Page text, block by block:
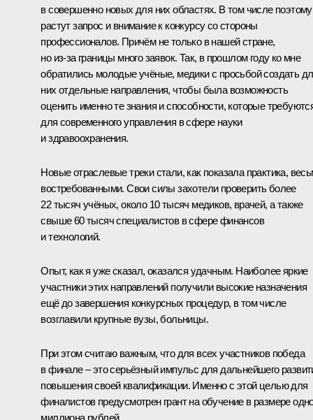
в совершенно новых для них областях. В том числе поэтому
растут запрос и внимание к конкурсу со стороны
профессионалов. Причём не только в нашей стране,
но из‑за границы много заявок. Так, в прошлом году ко мне
обратились молодые учёные, медики с просьбой создать
них отдельные направления, чтобы была возможность
оценить именно те знания и способности, которые
для современного управления в сфере науки
и здравоохранения.
Новые отраслевые треки стали, как показала практика,
востребованными. Свои силы захотели проверить более
22 тысяч учёных, около 10 тысяч медиков, врачей, а также
свыше 60 тысяч специалистов в сфере финансов
и технологий.
Опыт, как я уже сказал, оказался удачным. Наиболее яркие
участники этих направлений получили высокие назначения
ещё до завершения конкурсных процедур, в том числе
возглавили крупные вузы, больницы.
При этом считаю важным, что для всех участников победа
в финале – это серьёзный импульс для дальнейшего
повышения своей квалификации. Именно с этой целью для
финалистов предусмотрен грант на обучение в размере
миллиона рублей.